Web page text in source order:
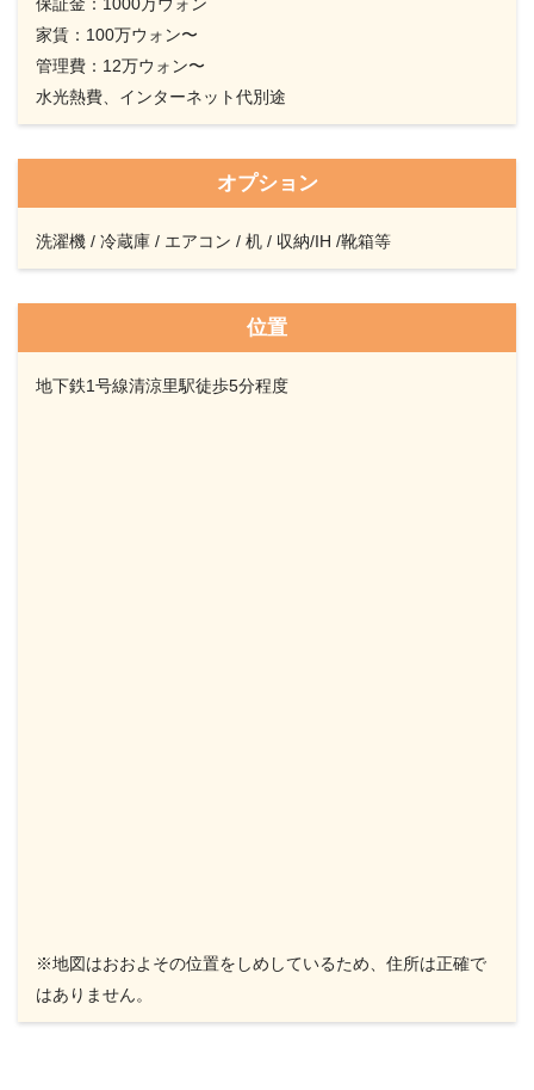
保証金：1000万ウォン
家賃：100万ウォン〜
管理費：12万ウォン〜
水光熱費、インターネット代別途
オプション
洗濯機 / 冷蔵庫 / エアコン / 机 / 収納/IH /靴箱等
位置
地下鉄1号線清涼里駅徒歩5分程度
※地図はおおよその位置をしめしているため、住所は正確で
はありません。